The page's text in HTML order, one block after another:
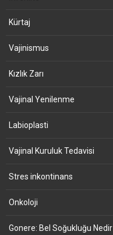
Kürtaj
Vajinismus
Kızlık Zarı
Vajinal Yenilenme
Labioplasti
Vajinal Kuruluk Tedavisi
Stres inkontinans
Onkoloji
Gonere: Bel Soğukluğu Nedir